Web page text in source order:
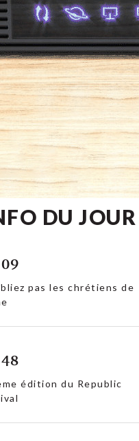
DU JOUR
pas les chrétiens de
édition du Republic